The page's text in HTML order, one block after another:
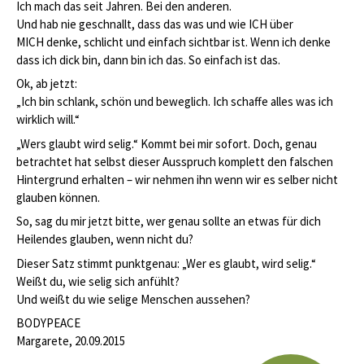
Ich mach das seit Jahren. Bei den anderen.
Und hab nie geschnallt, dass das was und wie ICH über
MICH denke, schlicht und einfach sichtbar ist. Wenn ich denke
dass ich dick bin, dann bin ich das. So einfach ist das.
Ok, ab jetzt:
„Ich bin schlank, schön und beweglich. Ich schaffe alles was ich
wirklich will.“
„Wers glaubt wird selig.“ Kommt bei mir sofort. Doch, genau
betrachtet hat selbst dieser Ausspruch komplett den falschen
Hintergrund erhalten – wir nehmen ihn wenn wir es selber nicht
glauben können.
So, sag du mir jetzt bitte, wer genau sollte an etwas für dich
Heilendes glauben, wenn nicht du?
Dieser Satz stimmt punktgenau: „Wer es glaubt, wird selig.“
Weißt du, wie selig sich anfühlt?
Und weißt du wie selige Menschen aussehen?
BODYPEACE
Margarete, 20.09.2015